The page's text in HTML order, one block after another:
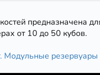
предназначена
от 10 до 50 кубов.
Модульные резервуары